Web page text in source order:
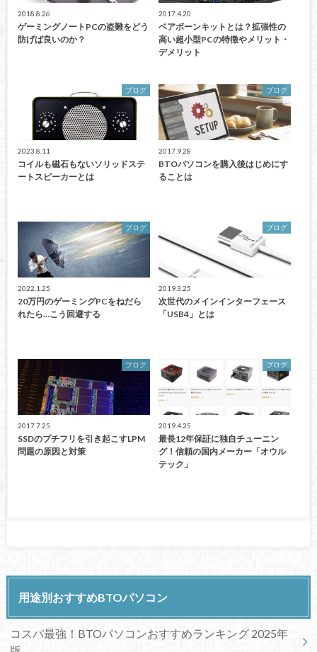
2018.8.26
ゲーミングノートPCの盗難をどう
防げば良いのか？
2017.4.20
ベアボーンキットとは？拡張性の
高い超小型PCの特徴やメリット・
デメリット
ブログ
2023.8.11
コイルも磁石もないソリッドステ
ートスピーカーとは
ブログ
2017.9.28
BTOパソコンを購入後はじめにす
ることは
ブログ
2022.1.25
20万円のゲーミングPCをねだら
れたら…こう回避する
ブログ
2019.3.25
次世代のメインインターフェース
「USB4」とは
ブログ
2017.7.25
SSDのプチフリを引き起こすLPM
問題の原因と対策
ブログ
2019.4.25
最長12年保証に独自チューニン
グ！信頼の国内メーカー「オウル
テック」
用途別おすすめBTOパソコン
コスパ最強！BTOパソコンおすすめランキング 2025年